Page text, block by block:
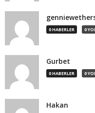
0 HABERLER 0
Gurbet
0 HABERLER 0
Hakan